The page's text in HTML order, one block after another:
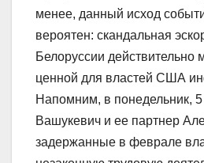
менее, данный исход
вероятен: скандальная
Белоруссии действительно
ценной для властей США
Напомним, в понедельник,
Вашукевич и ее партнер
задержанные в феврале